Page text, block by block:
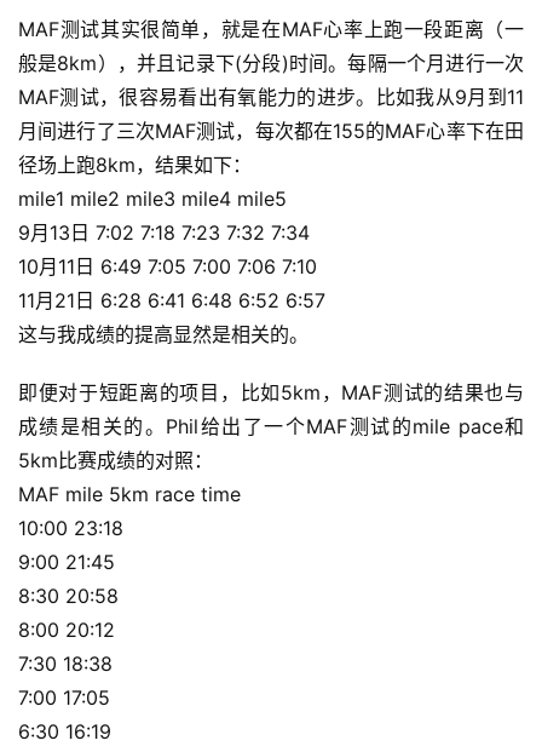
MAF测试其实很简单，就是在MAF心率上跑一段距离（一
般是8km），并且记录下(分段)时间。每隔一个月进行一次
MAF测试，很容易看出有氧能力的进步。比如我从9月到11
月间进行了三次MAF测试，每次都在155的MAF心率下在田
径场上跑8km，结果如下：
mile1 mile2 mile3 mile4 mile5
9月13日 7:02 7:18 7:23 7:32 7:34
10月11日 6:49 7:05 7:00 7:06 7:10
11月21日 6:28 6:41 6:48 6:52 6:57
这与我成绩的提高显然是相关的。
即便对于短距离的项目，比如5km，MAF测试的结果也与
成绩是相关的。Phil给出了一个MAF测试的mile pace和
5km比赛成绩的对照：
MAF mile 5km race time
10:00 23:18
9:00 21:45
8:30 20:58
8:00 20:12
7:30 18:38
7:00 17:05
6:30 16:19